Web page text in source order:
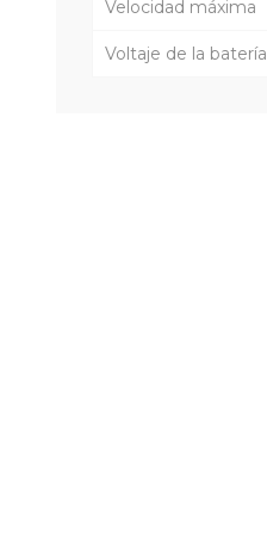
Velocidad máxima
Voltaje de la batería